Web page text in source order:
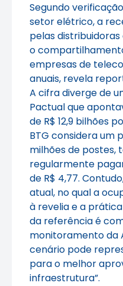
Segundo
setor elétrico, a
pelas
o
empresas de
anuais, revela
A cifra diverge de
Pactual que
de R$ 12,9 bilhões
BTG considera um
milhões de postes,
regularmente
de R$ 4,77.
atual, no qual a
à revelia e a
da referência é
monitoramento da
cenário pode
para o melhor
infraestrutura”.